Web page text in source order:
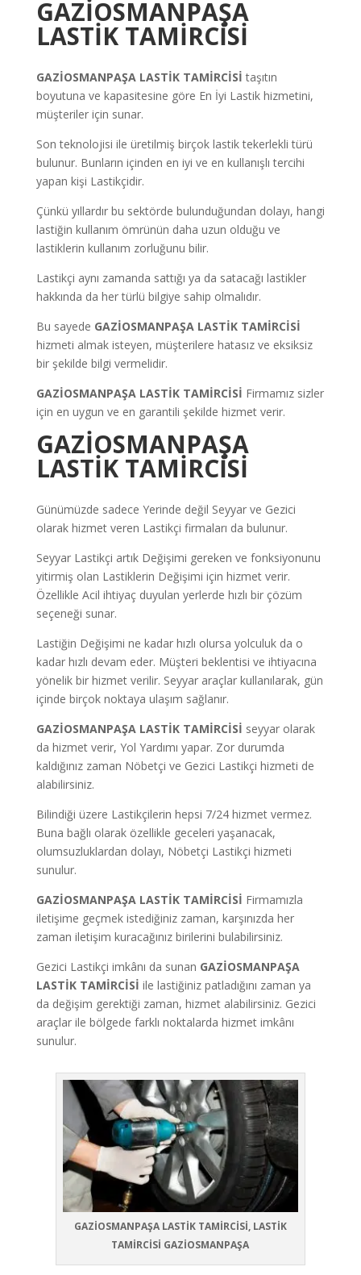
GAZİOSMANPAŞA
LASTİK TAMİRCİSİ
GAZİOSMANPAŞA LASTİK TAMİRCİSİ taşıtın
boyutuna ve kapasitesine göre En İyi Lastik hizmetini,
müşteriler için sunar.
Son teknolojisi ile üretilmiş birçok lastik tekerlekli türü
bulunur. Bunların içinden en iyi ve en kullanışlı tercihi
yapan kişi Lastikçidir.
Çünkü yıllardır bu sektörde bulunduğundan dolayı, hangi
lastiğin kullanım ömrünün daha uzun olduğu ve
lastiklerin kullanım zorluğunu bilir.
Lastikçi aynı zamanda sattığı ya da satacağı lastikler
hakkında da her türlü bilgiye sahip olmalıdır.
Bu sayede GAZİOSMANPAŞA LASTİK TAMİRCİSİ
hizmeti almak isteyen, müşterilere hatasız ve eksiksiz
bir şekilde bilgi vermelidir.
GAZİOSMANPAŞA LASTİK TAMİRCİSİ Firmamız sizler
için en uygun ve en garantili şekilde hizmet verir.
GAZİOSMANPAŞA
LASTİK TAMİRCİSİ
Günümüzde sadece Yerinde değil Seyyar ve Gezici
olarak hizmet veren Lastikçi firmaları da bulunur.
Seyyar Lastikçi artık Değişimi gereken ve fonksiyonunu
yitirmiş olan Lastiklerin Değişimi için hizmet verir.
Özellikle Acil ihtiyaç duyulan yerlerde hızlı bir çözüm
seçeneği sunar.
Lastiğin Değişimi ne kadar hızlı olursa yolculuk da o
kadar hızlı devam eder. Müşteri beklentisi ve ihtiyacına
yönelik bir hizmet verilir. Seyyar araçlar kullanılarak, gün
içinde birçok noktaya ulaşım sağlanır.
GAZİOSMANPAŞA LASTİK TAMİRCİSİ seyyar olarak
da hizmet verir, Yol Yardımı yapar. Zor durumda
kaldığınız zaman Nöbetçi ve Gezici Lastikçi hizmeti de
alabilirsiniz.
Bilindiği üzere Lastikçilerin hepsi 7/24 hizmet vermez.
Buna bağlı olarak özellikle geceleri yaşanacak,
olumsuzluklardan dolayı, Nöbetçi Lastikçi hizmeti
sunulur.
GAZİOSMANPAŞA LASTİK TAMİRCİSİ Firmamızla
iletişime geçmek istediğiniz zaman, karşınızda her
zaman iletişim kuracağınız birilerini bulabilirsiniz.
Gezici Lastikçi imkânı da sunan GAZİOSMANPAŞA
LASTİK TAMİRCİSİ ile lastiğiniz patladığını zaman ya
da değişim gerektiği zaman, hizmet alabilirsiniz. Gezici
araçlar ile bölgede farklı noktalarda hizmet imkânı
sunulur.
GAZİOSMANPAŞA LASTİK TAMİRCİSİ, LASTİK
TAMİRCİSİ GAZİOSMANPAŞA